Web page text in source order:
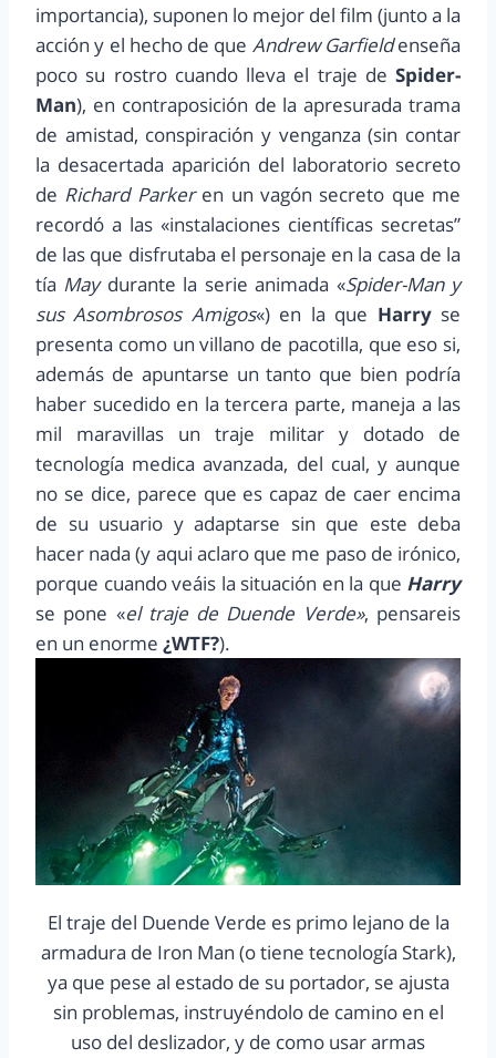
importancia), suponen lo mejor del film (junto a la
acción y el hecho de que Andrew Garfieldenseña
poco su rostro cuando lleva el traje de Spider-
Man), en contraposición de la apresurada trama
de amistad, conspiración y venganza (sin contar
la desacertada aparición del laboratorio secreto
de Richard Parker en un vagón secreto que me
recordó a las «instalaciones científicas secretas”
de las que disfrutaba el personaje en la casa de la
tía Maydurante la serie animada «Spider-Man y
sus Asombrosos Amigos«) en la que Harry se
presenta como un villano de pacotilla, que eso si,
además de apuntarse un tanto que bien podría
haber sucedido en la tercera parte, maneja a las
mil maravillas un traje militar y dotado de
tecnología medica avanzada, del cual, y aunque
no se dice, parece que es capaz de caer encima
de su usuario y adaptarse sin que este deba
hacer nada (y aqui aclaro que me paso de irónico,
porque cuando veáis la situación en la que Harry
se pone «el traje de Duende Verde», pensareis
en un enorme ¿WTF?).
El traje del Duende Verde es primo lejano de la
armadura de Iron Man (o tiene tecnología Stark),
ya que pese al estado de su portador, se ajusta
sin problemas, instruyéndolo de camino en el
uso del deslizador, y de como usar armas